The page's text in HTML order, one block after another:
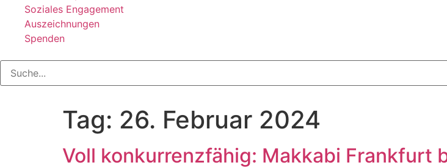
Soziales Engagement
Auszeichnungen
Spenden
Tag: 26. Februar 2024
Voll konkurrenzfähig: Makkabi Frankfurt